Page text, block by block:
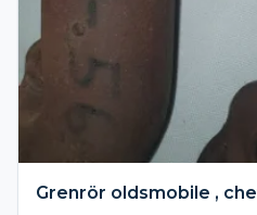
Grenrör oldsmobile ,